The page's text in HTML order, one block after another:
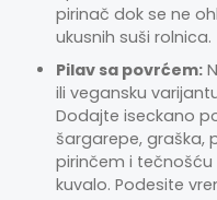
pirinač dok se ne
ukusnih suši rolnica.
Pilav sa povrćem:
ili vegansku
Dodajte iseckano
šargarepe, graška,
pirinčem i
kuvalo. Podesite